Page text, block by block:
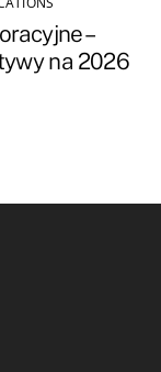
–
na 2026